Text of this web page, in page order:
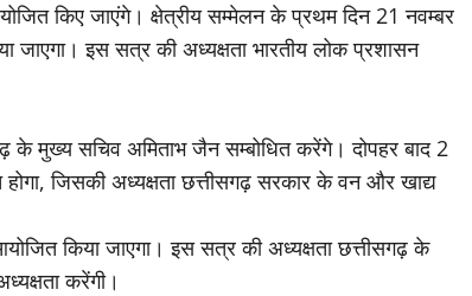
किए जाएंगे। क्षेत्रीय सम्मेलन के प्रथम दिन 21 नवम्बर
जाएगा। इस सत्र की अध्यक्षता भारतीय लोक प्रशासन
के मुख्य सचिव अमिताभ जैन सम्बोधित करेंगे। दोपहर बाद 2
होगा, जिसकी अध्यक्षता छत्तीसगढ़ सरकार के वन और खाद्य
किया जाएगा। इस सत्र की अध्यक्षता छत्तीसगढ़ के
करेंगी।